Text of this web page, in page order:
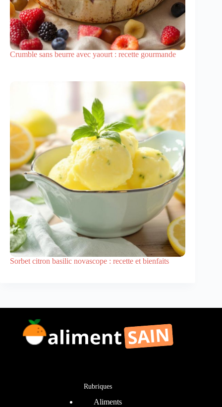
Crumble sans beurre avec yaourt : recette gourmande
Sorbet citron basilic novascope : recette et bienfaits
Rubriques
Aliments